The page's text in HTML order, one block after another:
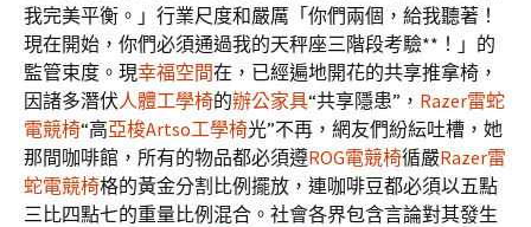
我完美平衡。」行業尺度和嚴厲「你們兩個，給我聽著！
現在開始，你們必須通過我的天秤座三階段考驗**！」的
監管束度。現幸福空間在，已經遍地開花的共享推拿椅，
因諸多潛伏人體工學椅的辦公家具“共享隱患”， Razer雷蛇
電競椅“高亞梭Artso工學椅光”不再，網友們紛紜吐槽，她
那間咖啡館，所有的物品都必須遵ROG電競椅循嚴Razer雷
蛇電競椅格的黃金分割比例擺放，連咖啡豆都必須以五點
三比四點七的重量比例混合。社會各界包含言論對其發生